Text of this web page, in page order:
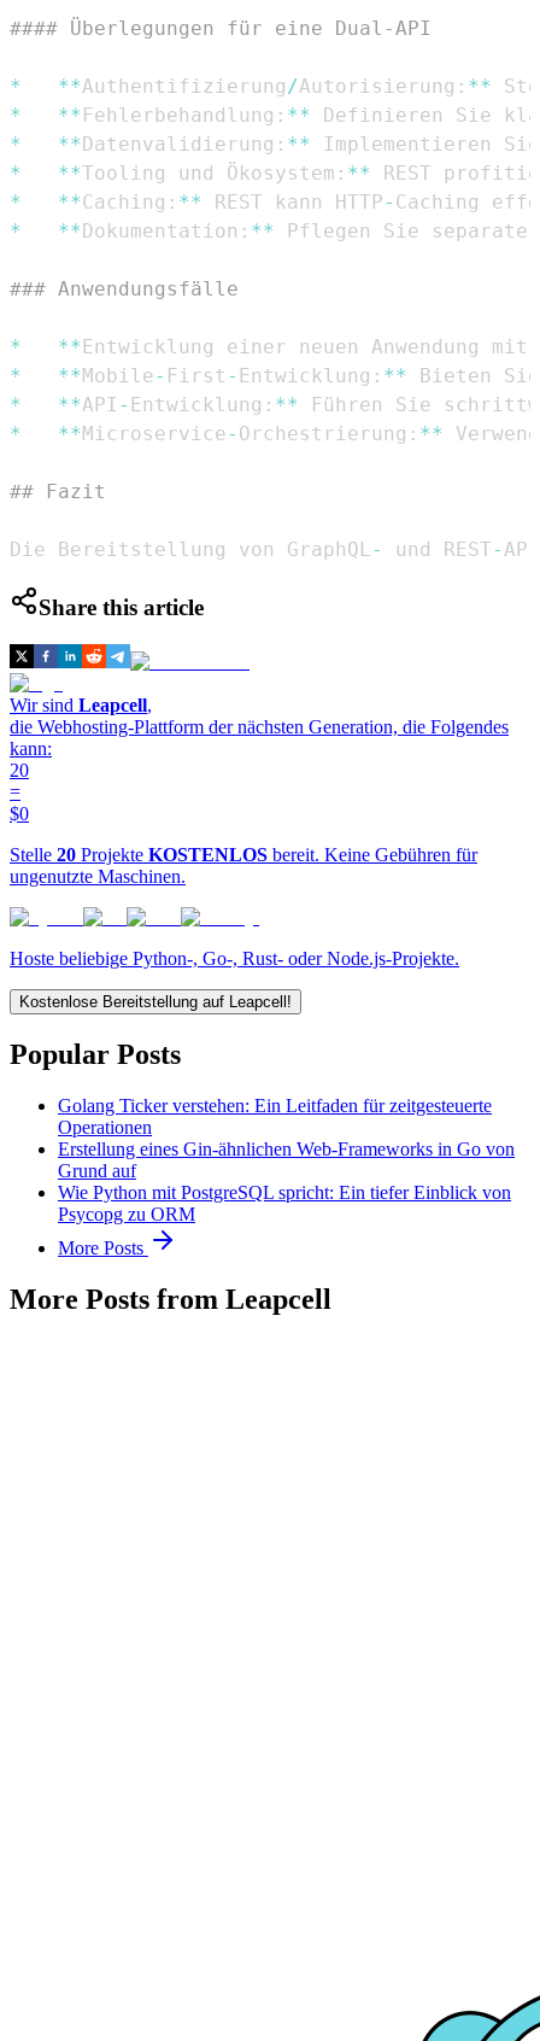
#### Überlegungen für eine Dual-API
* **Authentifizierung /Autorisierung : **
*
** Fehlerbehandlung : **
Definieren Sie
*
**Datenvalidierung : **
Implementieren
*
**Tooling und Ökosystem : **
REST
*
**Caching : ** REST kann HTTP- Caching
*
**Dokumentation : ** Pflegen Sie separate
### Anwendungsfälle
* ** Entwicklung einer neuen Anwendung
*
**Mobile- First - Entwicklung : **
Bieten
*
**API - Entwicklung : **
Führen Sie
*
**Microservice- Orchestrierung : **
## Fazit
Die Bereitstellung von GraphQL - und REST-
Share this article
Wir sind Leapcell,
die Webhosting-Plattform der nächsten Generation, die Folgendes
kann:
20
=
$0
Stelle 20 Projekte KOSTENLOS bereit. Keine Gebühren für
ungenutzte Maschinen.
Hoste beliebige Python-, Go-, Rust- oder Node.js-Projekte.
Kostenlose Bereitstellung auf Leapcell!
Popular Posts
Golang Ticker verstehen: Ein Leitfaden für zeitgesteuerte
Operationen
Erstellung eines Gin-ähnlichen Web-Frameworks in Go von
Grund auf
Wie Python mit PostgreSQL spricht: Ein tiefer Einblick von
Psycopg zu ORM
More Posts
More Posts from Leapcell